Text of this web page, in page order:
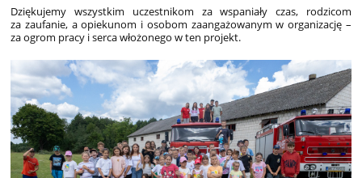
Dziękujemy wszystkim uczestnikom za wspaniały czas, rodzicom
za zaufanie, a opiekunom i osobom zaangażowanym w organizację –
za ogrom pracy i serca włożonego w ten projekt.